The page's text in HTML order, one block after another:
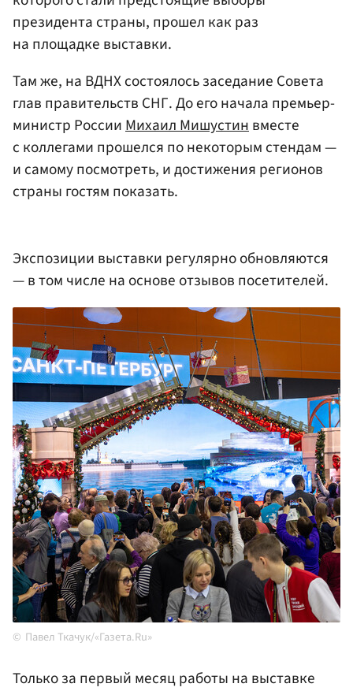
президента страны, прошел как раз
на площадке выставки.
Там же, на ВДНХ состоялось заседание Совета
глав правительств СНГ. До его начала премьер-
министр РоссииМихаил Мишустинвместе
с коллегами прошелся по некоторым стендам —
и самому посмотреть, и достижения регионов
страны гостям показать.
Экспозиции выставки регулярно обновляются
— в том числе на основе отзывов посетителей.
Павел Ткачук/«Газета.Ru»
Только за первый месяц работы на выставке